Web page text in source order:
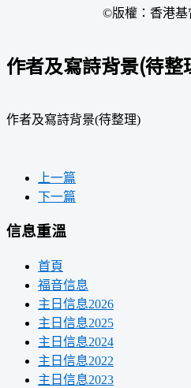
©版權：香港基
作者及寫詩背景(待整
作者及寫詩背景(待整理)
上一篇
下一篇
信息重溫
首頁
福音信息
主日信息2026
主日信息2025
主日信息2024
主日信息2022
主日信息2023